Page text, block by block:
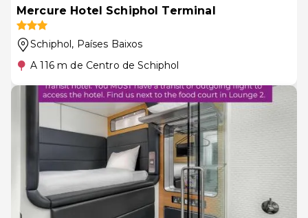
Mercure Hotel Schiphol Terminal
Schiphol, Países Baixos
A 116 m de Centro de Schiphol